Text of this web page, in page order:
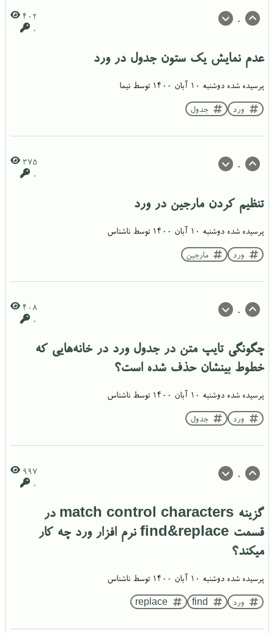
0
402
0
عدم نمایش یک ستون جدول در ورد
پرسیده شده دوشنبه ۱۰ آبان ۱۴۰۰ توسط نیما
ورد جدول
0
375
0
تنظیم کردن مارجین در ورد
پرسیده شده دوشنبه ۱۰ آبان ۱۴۰۰ توسط ناشناس
ورد مارجین
0
408
0
چگونگی تایپ متن در جدول ورد در خانه‌هایی که
خطوط بینشان حذف شده است؟
پرسیده شده دوشنبه ۱۰ آبان ۱۴۰۰ توسط ناشناس
ورد جدول
0
997
0
گزینه match control characters در
قسمت find&replace نرم افزار ورد چه کار
میکند؟
پرسیده شده دوشنبه ۱۰ آبان ۱۴۰۰ توسط ناشناس
ورد find
replace